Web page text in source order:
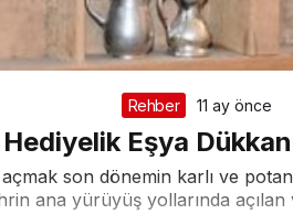
Rehber 11 ay önce
Hediyelik Eşya
son dönemin karlı ve
ana yürüyüş yollarında